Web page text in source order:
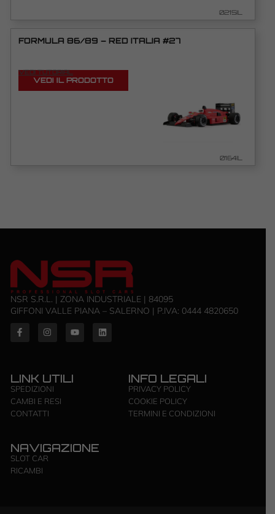
0215IL
FORMULA 86/89 – RED ITALIA #27
VEDI TUTORIAL
VEDI IL PRODOTTO
0164IL
NSR S.R.L. | ZONA INDUSTRIALE | 84095
GIFFONI VALLE PIANA – SALERNO | P.IVA: ‭0444 4820650‬
LINK UTILI
SPEDIZIONI
CAMBI E RESI
CONTATTI
INFO LEGALI
PRIVACY POLICY
COOKIE POLICY
TERMINI E CONDIZIONI
NAVIGAZIONE
SLOT CAR
RICAMBI